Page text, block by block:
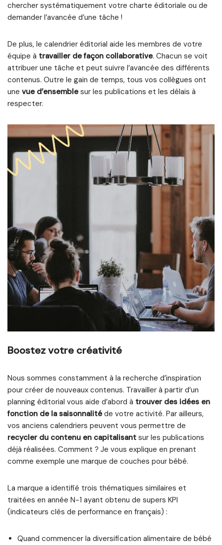
chercher systématiquement votre charte éditoriale ou de
demander l’avancée d’une tâche !
De plus, le calendrier éditorial aide les membres de votre
équipe à travailler de façon collaborative. Chacun se voit
attribuer une tâche et peut suivre l’avancée des différents
contenus. Outre le gain de temps, tous vos collègues ont
une vue d’ensemblesur les publications et les délais à
respecter.
Boostez votre créativité
Nous sommes constamment à la recherche d’inspiration
pour créer de nouveaux contenus. Travailler à partir d’un
planning éditorial vous aide d’abord à trouver des idées en
fonction de la saisonnalitéde votre activité. Par ailleurs,
vos anciens calendriers peuvent vous permettre de
recycler du contenu en capitalisant sur les publications
déjà réalisées. Comment ? Je vous explique en prenant
comme exemple une marque de couches pour bébé.
La marque a identifié trois thématiques similaires et
traitées en année N-1 ayant obtenu de supers KPI
(indicateurs clés de performance en français) :
Quand commencer la diversification alimentaire de bébé